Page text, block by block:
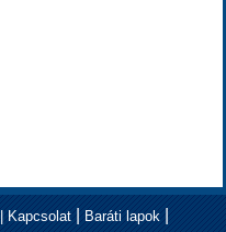
Kapcsolat| Baráti lapok